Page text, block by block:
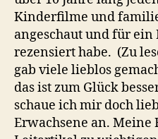
Kinderfilme und
angeschaut und für
rezensiert habe. (Zu
gab viele lieblos
das ist zum Glück
schaue ich mir doch
Erwachsene an. Meine